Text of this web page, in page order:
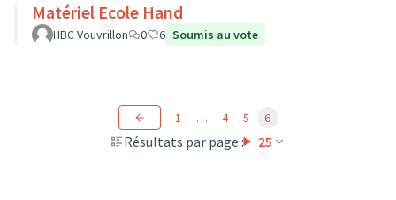
Matériel Ecole Hand
HBC Vouvrillon 0 6 Soumis au vote
Résultats par page : 25
1 … 4 5 6